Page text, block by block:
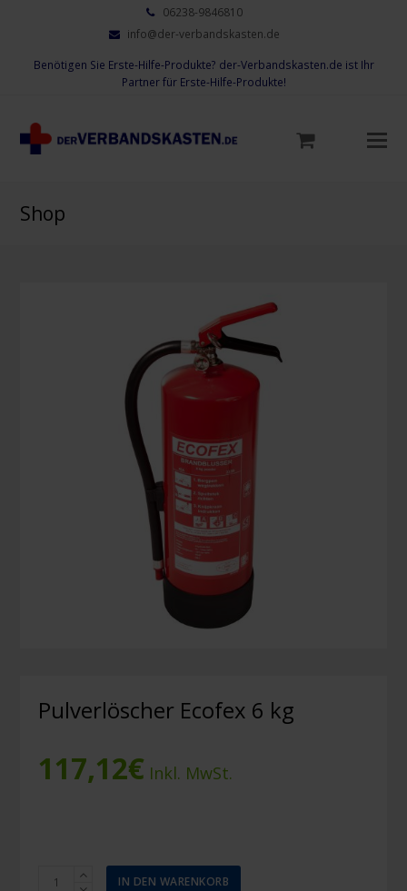
06238-9846810
info@der-verbandskasten.de
Benötigen Sie Erste-Hilfe-Produkte? der-Verbandskasten.de ist Ihr
Partner für Erste-Hilfe-Produkte!
Shop
Pulverlöscher Ecofex 6 kg
117,12€ Inkl. MwSt.
Pulverlöscher
IN DEN WARENKORB